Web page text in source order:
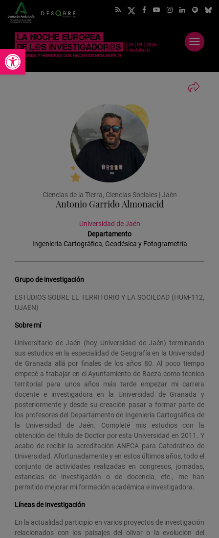
Abrir barra de herramientas
Abrir
menú
Ciencias de la Tierra, Ciencias Sociales | Jaén
Antonio Garrido Almonacid
Universidad de Jaén
Departamento
Ingeniería Cartográfica, Geodésica y Fotogrametría
Grupo de investigación
ESTUDIOS SOBRE EL TERRITORIO Y LA SOCIEDAD (HUM-112,
UJAEN)
Sobre mí
Universitario de Jaén (hoy Universidad de Jaén) terminando
sus estudios en la especialidad de Geografía en la Universidad
de Granada allá por finales de los años 80. Al poco tiempo
empecé a trabajar en el Ayuntamiento de Baeza como técnico
territorial para unos años más tarde empezar mi carrera
docente e investigadora en la Universidad de Granada y
posteriormente y desde su creación pasar a formar parte de
los profesores del Departamento de Ingeniería Cartográfica de
la Universidad de Jaén. Completé mis estudios con la
obtención del título de Doctor por esta Universidad en 2011. Y
acabo de recibir la acreditación ANECA para Catedrático de
Universidad. Afortunadamente y en estos últimos años, todo el
conjunto de actividades realizadas en congresos, jornadas,
estancias de investigación o de docencia, etc., me han
permitido mejorar mi formación académica e investigadora.
Líneas de investigación
En la actualidad participio en varios proyectos de investigación
relacionados con los paisajes del olivar o la evolución del